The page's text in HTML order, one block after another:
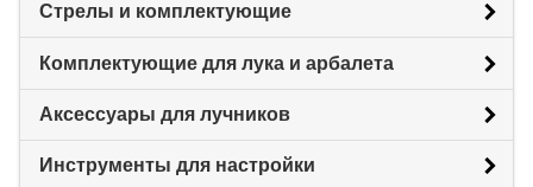
Стрелы и комплектующие
Комплектующие для лука и арбалета
Аксессуары для лучников
Инструменты для настройки